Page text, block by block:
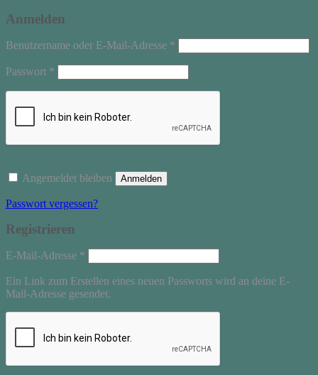
Anmelden
Benutzername oder E-Mail-Adresse *
Passwort *
Angemeldet bleiben Anmelden
Passwort vergessen?
Registrieren
E-Mail-Adresse *
Ein Link zum Erstellen eines neuen Passworts wird an deine E-
Mail-Adresse gesendet.